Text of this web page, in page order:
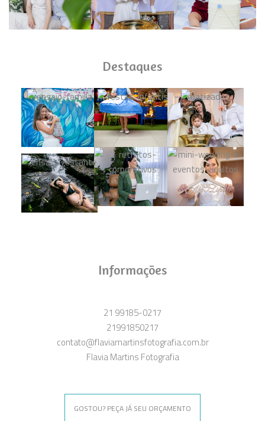
Destaques
Informações
21 99185-0217
21991850217
contato@flaviamartinsfotografia.com.br
Flavia Martins Fotografia
GOSTOU? PEÇA JÁ SEU ORÇAMENTO